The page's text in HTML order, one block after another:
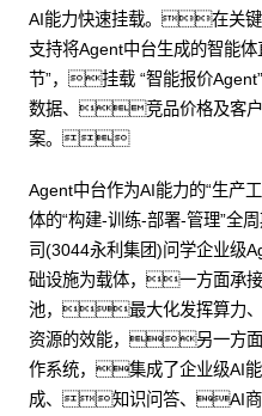
AI能力快速挂载。在关
支持将Agent中台生成的智能
节”，挂载 “智能报价
数据、竞品价格及客
案。
Agent中台作为AI能力的“生
体的“构建-训练-部署-管理”全
司(3044永利集团)问学企业
础设施为载体，一方面承
池，最大化发挥算
资源的效能，另一方面
作系统，集成了企业级AI
成、知识问答、AI商